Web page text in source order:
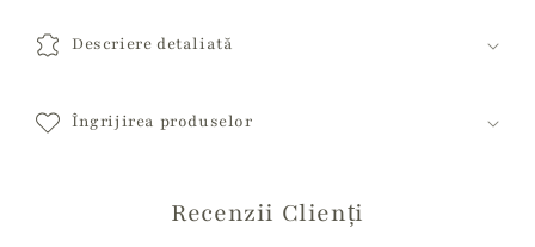
Descriere detaliată
Îngrijirea produselor
Recenzii Clienți